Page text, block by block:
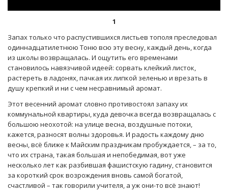
1
Запах только что распустившихся листьев тополя преследовал
одиннадцатилетнюю Тоню всю эту весну, каждый день, когда
из школы возвращалась. И ощутить его временами
становилось навязчивой идеей: сорвать клейкий листок,
растереть в ладонях, пачкая их липкой зеленью и врезать в
душу крепкий и ни с чем несравнимый аромат.
Этот весенний аромат словно противостоял запаху их
коммунальной квартиры, куда девочка всегда возвращалась с
большою неохотой: на улице весна, воздушные потоки,
кажется, разносят волны здоровья. И радость каждому дню
весны, всё ближе к Майским праздникам пробуждается, – за то,
что их страна, такая большая и непобедимая, вот уже
несколько лет как разбившая фашистскую гадину, становится
за короткий срок возрождения вновь самой богатой,
счастливой – так говорили учителя, а уж они-то всё знают!